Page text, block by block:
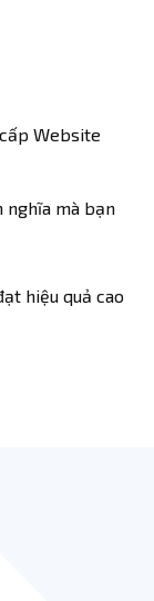
Website
nghĩa mà bạn
hiệu quả cao